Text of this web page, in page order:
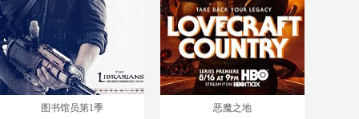
图书馆员第1季 恶魔之地